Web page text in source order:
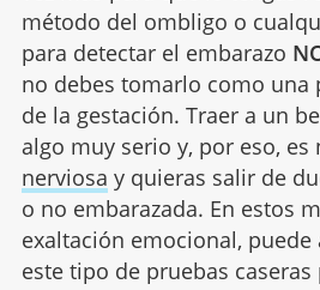
método del ombligo o
para detectar el embarazo
no debes tomarlo como una
de la gestación. Traer a un
algo muy serio y, por eso,
nerviosa y quieras salir de
o no embarazada. En estos
exaltación emocional, puede
este tipo de pruebas